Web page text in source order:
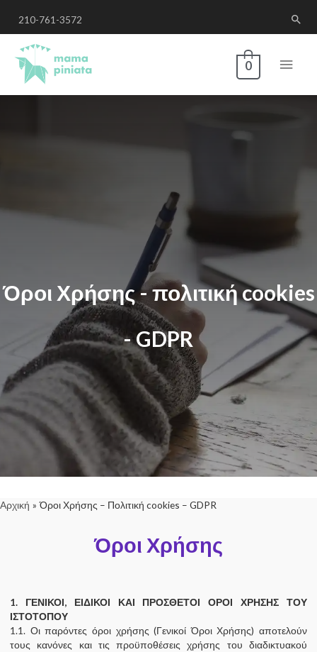
210-761-3572
0
Όροι Χρήσης - πολιτική cookies
- GDPR
Αρχική Όροι Χρήσης – Πολιτική cookies – GDPR
Όροι Χρήσης
1. ΓΕΝΙΚΟΙ, ΕΙΔΙΚΟΙ ΚΑΙ ΠΡΟΣΘΕΤΟΙ ΟΡΟΙ ΧΡΗΣΗΣ ΤΟΥ
ΙΣΤΟΤΟΠΟΥ
1.1. Οι παρόντες όροι χρήσης (Γενικοί Όροι Χρήσης) αποτελούν
τους κανόνες και τις προϋποθέσεις χρήσης του διαδικτυακού